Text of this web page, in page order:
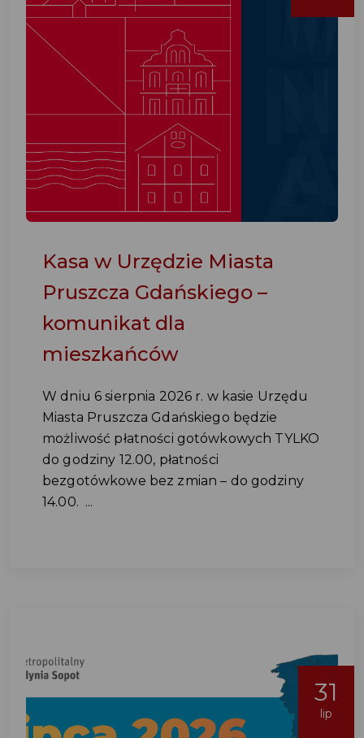
Kasa w Urzędzie Miasta
Pruszcza Gdańskiego –
komunikat dla
mieszkańców
W dniu 6 sierpnia 2026 r. w kasie Urzędu
Miasta Pruszcza Gdańskiego będzie
możliwość płatności gotówkowych TYLKO
do godziny 12.00, płatności
bezgotówkowe bez zmian – do godziny
14.00. ...
31
lip